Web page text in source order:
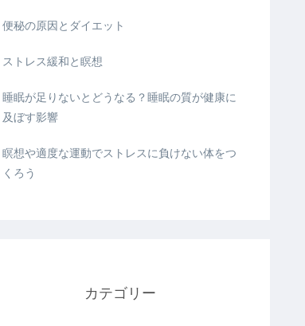
便秘の原因とダイエット
ストレス緩和と瞑想
睡眠が足りないとどうなる？睡眠の質が健康に
及ぼす影響
瞑想や適度な運動でストレスに負けない体をつ
くろう
カテゴリー